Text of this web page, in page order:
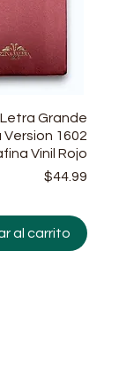
rápidaGrande
1602
Vinil Rojo
$44.99
al carrito